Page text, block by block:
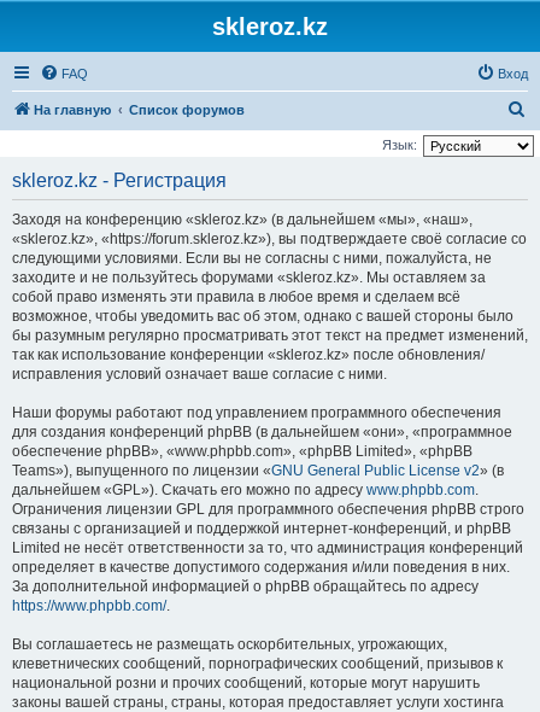
skleroz.kz
FAQ Вход
На главную Список форумов
о
Язык:
skleroz.kz - Регистрация
Заходя на конференцию «skleroz.kz» (в дальнейшем «мы», «наш»,
«skleroz.kz», «https://forum.skleroz.kz»), вы подтверждаете своё согласие со
следующими условиями. Если вы не согласны с ними, пожалуйста, не
заходите и не пользуйтесь форумами «skleroz.kz». Мы оставляем за
собой право изменять эти правила в любое время и сделаем всё
возможное, чтобы уведомить вас об этом, однако с вашей стороны было
бы разумным регулярно просматривать этот текст на предмет изменений,
так как использование конференции «skleroz.kz» после обновления/
исправления условий означает ваше согласие с ними.
Наши форумы работают под управлением программного обеспечения
для создания конференций phpBB (в дальнейшем «они», «программное
обеспечение phpBB», «www.phpbb.com», «phpBB Limited», «phpBB
Teams»), выпущенного по лицензии «GNU General Public License v2» (в
дальнейшем «GPL»). Скачать его можно по адресу www.phpbb.com.
Ограничения лицензии GPL для программного обеспечения phpBB строго
связаны с организацией и поддержкой интернет-конференций, и phpBB
Limited не несёт ответственности за то, что администрация конференций
определяет в качестве допустимого содержания и/или поведения в них.
За дополнительной информацией о phpBB обращайтесь по адресу
https://www.phpbb.com/.
Вы соглашаетесь не размещать оскорбительных, угрожающих,
клеветнических сообщений, порнографических сообщений, призывов к
национальной розни и прочих сообщений, которые могут нарушить
законы вашей страны, страны, которая предоставляет услуги хостинга